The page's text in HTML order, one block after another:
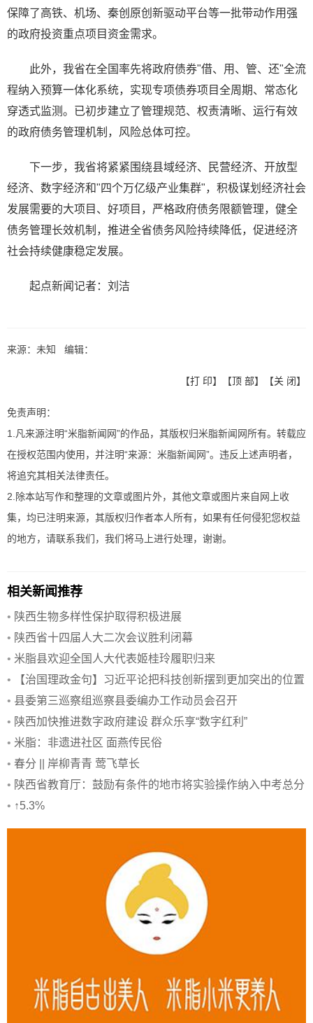
保障了高铁、机场、秦创原创新驱动平台等一批带动作用强
的政府投资重点项目资金需求。
此外，我省在全国率先将政府债券"借、用、管、还"全流
程纳入预算一体化系统，实现专项债券项目全周期、常态化
穿透式监测。已初步建立了管理规范、权责清晰、运行有效
的政府债务管理机制，风险总体可控。
下一步，我省将紧紧围绕县域经济、民营经济、开放型
经济、数字经济和"四个万亿级产业集群"，积极谋划经济社会
发展需要的大项目、好项目，严格政府债务限额管理，健全
债务管理长效机制，推进全省债务风险持续降低，促进经济
社会持续健康稳定发展。
起点新闻记者：刘洁
来源：未知 编辑：
【打 印】【顶 部】【关 闭】
免责声明：
1.凡来源注明“米脂新闻网”的作品，其版权归米脂新闻网所有。转载应
在授权范围内使用，并注明“来源：米脂新闻网”。违反上述声明者，
将追究其相关法律责任。
2.除本站写作和整理的文章或图片外，其他文章或图片来自网上收
集，均已注明来源，其版权归作者本人所有，如果有任何侵犯您权益
的地方，请联系我们，我们将马上进行处理，谢谢。
相关新闻推荐
• 陕西生物多样性保护取得积极进展
• 陕西省十四届人大二次会议胜利闭幕
• 米脂县欢迎全国人大代表姬桂玲履职归来
•
【治国理政金句】习近平论把科技创新摆到更加突出的位置
• 县委第三巡察组巡察县委编办工作动员会召开
• 陕西加快推进数字政府建设 群众乐享“数字红利”
• 米脂：非遗进社区 面燕传民俗
• 春分 || 岸柳青青 莺飞草长
• 陕西省教育厅：鼓励有条件的地市将实验操作纳入中考总分
• ↑5.3%